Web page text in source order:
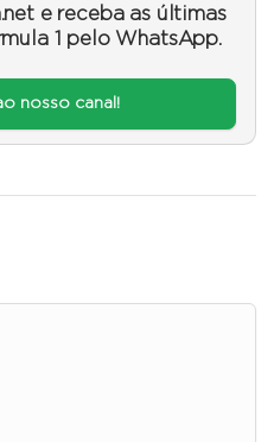
e receba as últimas
1 pelo WhatsApp.
nosso canal!